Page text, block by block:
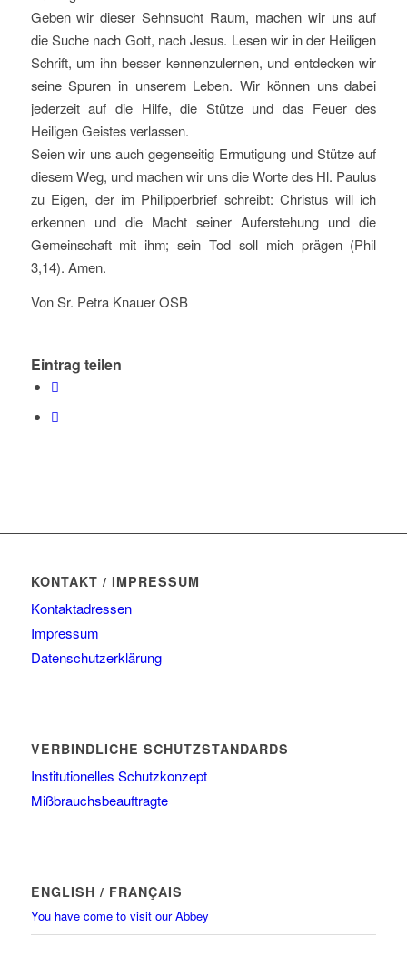
Geben wir dieser Sehnsucht Raum, machen wir uns auf
die Suche nach Gott, nach Jesus. Lesen wir in der Heiligen
Schrift, um ihn besser kennenzulernen, und entdecken wir
seine Spuren in unserem Leben. Wir können uns dabei
jederzeit auf die Hilfe, die Stütze und das Feuer des
Heiligen Geistes verlassen.
Seien wir uns auch gegenseitig Ermutigung und Stütze auf
diesem Weg, und machen wir uns die Worte des Hl. Paulus
zu Eigen, der im Philipperbrief schreibt: Christus will ich
erkennen und die Macht seiner Auferstehung und die
Gemeinschaft mit ihm; sein Tod soll mich prägen (Phil
3,14). Amen.
Von Sr. Petra Knauer OSB
Eintrag teilen
KONTAKT / IMPRESSUM
Kontaktadressen
Impressum
Datenschutzerklärung
VERBINDLICHE SCHUTZSTANDARDS
Institutionelles Schutzkonzept
Mißbrauchsbeauftragte
ENGLISH / FRANÇAIS
You have come to visit our Abbey